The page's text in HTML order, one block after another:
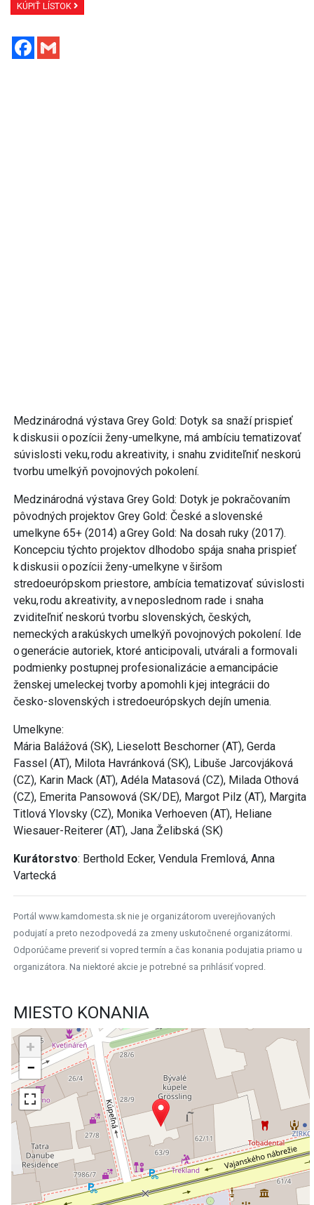
KÚPIŤ LÍSTOK
Facebook
Medzinárodná výstava Grey Gold: Dotyk sa snaží prispieť
k diskusii o pozícii ženy-umelkyne, má ambíciu tematizovať
súvislosti veku, rodu a kreativity, i snahu zviditeľniť neskorú
tvorbu umelkýň povojnových pokolení.
Medzinárodná výstava Grey Gold: Dotyk je pokračovaním
pôvodných projektov Grey Gold: České a slovenské
umelkyne 65+ (2014) a Grey Gold: Na dosah ruky (2017).
Koncepciu týchto projektov dlhodobo spája snaha prispieť
k diskusii o pozícii ženy-umelkyne v širšom
stredoeurópskom priestore, ambícia tematizovať súvislosti
veku, rodu a kreativity, a v neposlednom rade i snaha
zviditeľniť neskorú tvorbu slovenských, českých,
nemeckých a rakúskych umelkýň povojnových pokolení. Ide
o generácie autoriek, ktoré anticipovali, utvárali a formovali
podmienky postupnej profesionalizácie a emancipácie
ženskej umeleckej tvorby a pomohli k jej integrácii do
česko-slovenských i stredoeurópskych dejín umenia.
Umelkyne:
Mária Balážová (SK), Lieselott Beschorner (AT), Gerda
Fassel (AT), Milota Havránková (SK), Libuše Jarcovjáková
(CZ), Karin Mack (AT), Adéla Matasová (CZ), Milada Othová
(CZ), Emerita Pansowová (SK/DE), Margot Pilz (AT), Margita
Titlová Ylovsky (CZ), Monika Verhoeven (AT), Heliane
Wiesauer-Reiterer (AT), Jana Želibská (SK)
Kurátorstvo: Berthold Ecker, Vendula Fremlová, Anna
Vartecká
Portál www.kamdomesta.sk nie je organizátorom uverejňovaných
podujatí a preto nezodpovedá za zmeny uskutočnené organizátormi.
Odporúčame preveriť si vopred termín a čas konania podujatia priamo u
organizátora. Na niektoré akcie je potrebné sa prihlásiť vopred.
MIESTO KONANIA
+
−